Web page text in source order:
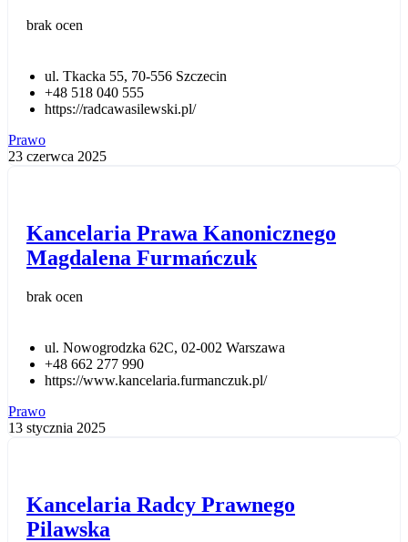
brak ocen
ul. Tkacka 55, 70-556 Szczecin
+48 518 040 555
https://radcawasilewski.pl/
Prawo
23 czerwca 2025
Kancelaria Prawa Kanonicznego
Magdalena Furmańczuk
brak ocen
ul. Nowogrodzka 62C, 02-002 Warszawa
+48 662 277 990
https://www.kancelaria.furmanczuk.pl/
Prawo
13 stycznia 2025
Kancelaria Radcy Prawnego
Pilawska